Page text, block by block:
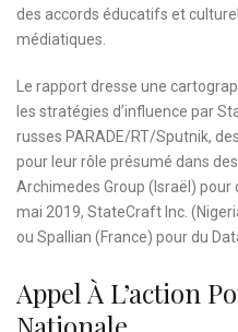
des accords éducatifs et
médiatiques.
Le rapport dresse une
les stratégies d’influence par
russes PARADE/RT/Sputnik,
pour leur rôle présumé dans
Archimedes Group (Israël)
mai 2019, StateCraft Inc.
ou Spallian (France) pour du
Appel À L’action